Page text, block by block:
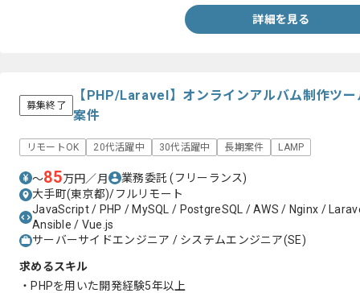
詳細を見る
募集終了
【PHP/Laravel】オンラインアルバム制作ツ
案件
リモートOK 20代活躍中 30代活躍中 長期案件 LAMP
〜85万円／月 業務委託(フリーランス)
大手町(東京都)/フルリモート
JavaScript / PHP / MySQL / PostgreSQL / AWS / Nginx /
Ansible / Vue.js
サーバーサイドエンジニア / システムエンジニア(SE)
求めるスキル
・PHPを用いた開発経験5年以上